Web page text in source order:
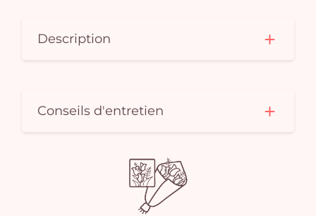
Description
Conseils d'entretien